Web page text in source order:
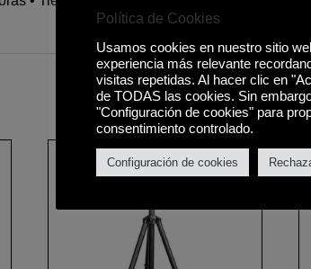
Productos
Política de Cookies
Usamos cookies en nuestro sitio
experiencia más relevante
visitas repetidas. Al hacer clic en
de TODAS las cookies. Sin
"Configuración de cookies" para
consentimiento controlado.
Configuración de cookies